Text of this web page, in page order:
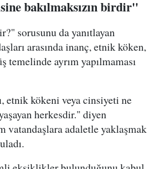
bakılmaksızın birdir"
sorusunu da yanıtlayan
arasında inanç, etnik köken,
temelinde ayrım yapılmaması
etnik kökeni veya cinsiyeti ne
herkesdir." diyen
vatandaşlara adaletle yaklaşmak